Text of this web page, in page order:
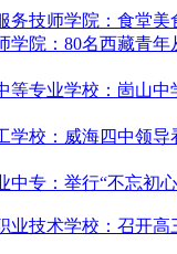
务技师学院：食堂美
学院：80名西藏青
等专业学校：崮山中
学校：威海四中领导
中专：举行“不忘初
业技术学校：召开高